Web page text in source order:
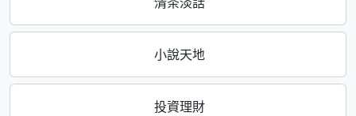
小說天地
投資理財